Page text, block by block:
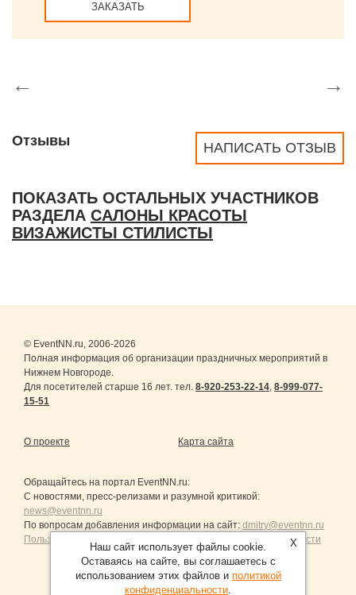
ЗАКАЗАТЬ
← →
НАПИСАТЬ ОТЗЫВ
Отзывы
ПОКАЗАТЬ ОСТАЛЬНЫХ УЧАСТНИКОВ
РАЗДЕЛА САЛОНЫ КРАСОТЫ
ВИЗАЖИСТЫ СТИЛИСТЫ
© EventNN.ru, 2006-2026
Полная информация об организации праздничных мероприятий в
Нижнем Новгороде.
Для посетителей старше 16 лет. тел. 8-920-253-22-14, 8-999-077-
15-51
О проекте Карта сайта
Обращайтесь на портал EventNN.ru:
С новостями, пресс-релизами и разумной критикой:
news@eventnn.ru
По вопросам добавления информации на сайт: dmitry@eventnn.ru
Пользовательское Соглашение и политика конфиденциальности
X
Наш сайт использует файлы cookie.
Оставаясь на сайте, вы соглашаетесь с
использованием этих файлов и политикой
конфиденциальности.